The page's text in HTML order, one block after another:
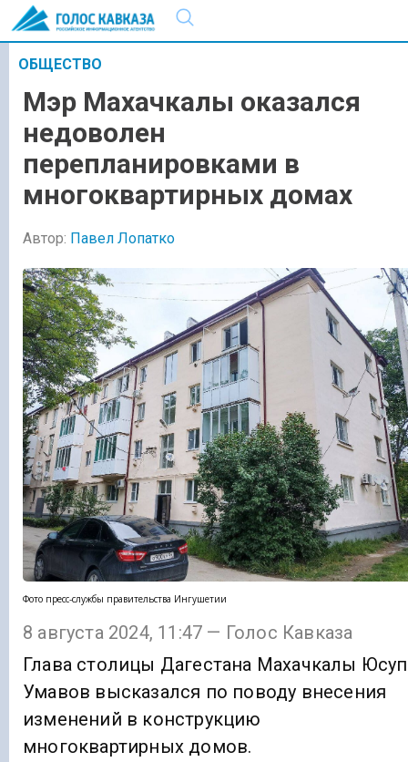
ОБЩЕСТВО
Мэр Махачкалы оказался
недоволен
перепланировками в
многоквартирных домах
Автор: Павел Лопатко
Фото пресс-службы правительства Ингушетии
8 августа 2024, 11:47 — Голос Кавказа
Глава столицы Дагестана Махачкалы Юсуп
Умавов высказался по поводу внесения
изменений в конструкцию
многоквартирных домов.